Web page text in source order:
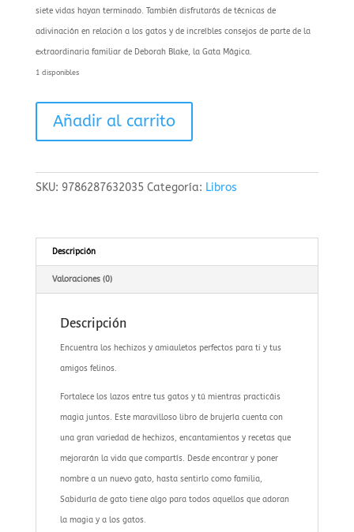
siete vidas hayan terminado. También disfrutarás de técnicas de
adivinación en relación a los gatos y de increíbles consejos de parte de la
extraordinaria familiar de Deborah Blake, la Gata Mágica.
1 disponibles
cantidad
Añadir al carrito
SKU: 9786287632035 Categoría: Libros
Descripción
Valoraciones (0)
Descripción
Encuentra los hechizos y amiauletos perfectos para ti y tus
amigos felinos.
Fortalece los lazos entre tus gatos y tú mientras practicáis
magia juntos. Este maravilloso libro de brujería cuenta con
una gran variedad de hechizos, encantamientos y recetas que
mejorarán la vida que compartís. Desde encontrar y poner
nombre a un nuevo gato, hasta sentirlo como familia,
Sabiduría de gato tiene algo para todos aquellos que adoran
la magia y a los gatos.